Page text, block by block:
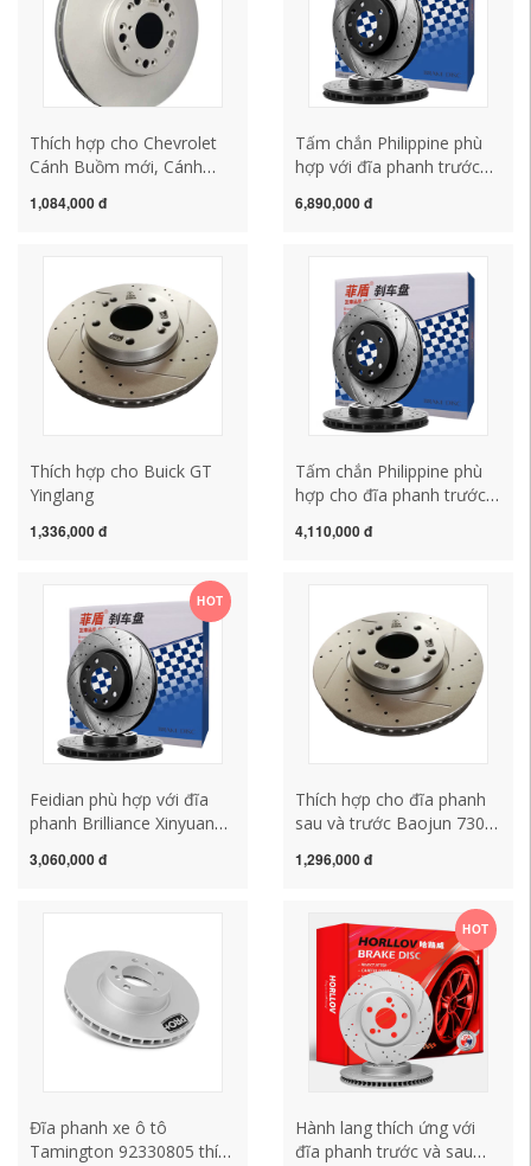
Thích hợp cho Chevrolet
Cánh Buồm mới, Cánh
Lechi Avio RV Spark đĩa
1,084,000 đ
Tấm chắn Philippine phù
hợp với đĩa phanh trước
Cayman Boxster
6,890,000 đ
Thích hợp cho Buick GT
Yinglang
1,336,000 đ
Tấm chắn Philippine phù
hợp cho đĩa phanh trước
Benz C200L C180 C260 E-
4,110,000 đ
HOT
Feidian phù hợp với đĩa
phanh Brilliance Xinyuan
sửa đổi đĩa phanh bánh
3,060,000 đ
Thích hợp cho đĩa phanh
sau và trước Baojun 730
RM5 330 360 530
1,296,000 đ
Đĩa phanh xe ô tô
Tamington 92330805 thích
HOT
Hành lang thích ứng với
đĩa phanh trước và sau